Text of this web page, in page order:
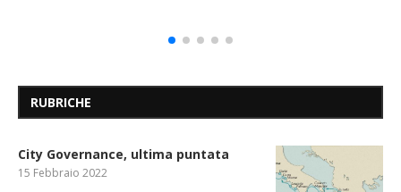
RUBRICHE
City Governance, ultima puntata
15 Febbraio 2022